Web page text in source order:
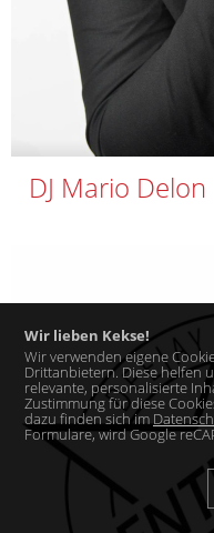
DJ Mario Delon
Wir lieben Kekse!
Wir verwenden eigene
Drittanbietern. Diese helfen
relevante, personalisierte
Zustimmung für diese
dazu finden sich im
Formulare, wird Google